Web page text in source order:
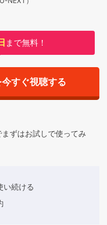
まで無料！
今すぐ視聴する
ずはお試しで使ってみ
い続ける